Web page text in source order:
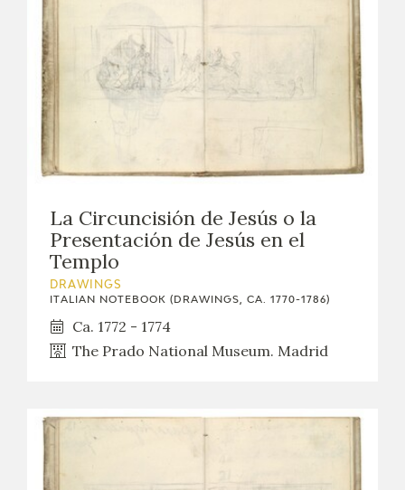
La Circuncisión de Jesús o la
Presentación de Jesús en el
Templo
DRAWINGS
ITALIAN NOTEBOOK (DRAWINGS, CA. 1770-1786)
Ca. 1772 - 1774
The Prado National Museum. Madrid